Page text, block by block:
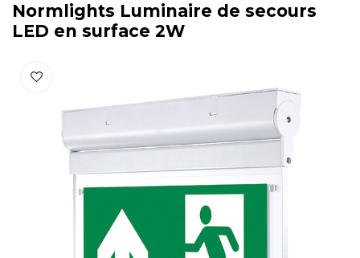
Normlights Luminaire de secours
LED en surface 2W